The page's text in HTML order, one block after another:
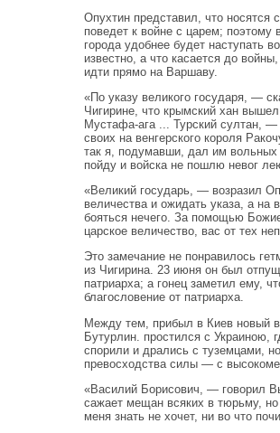
Опухтин представил, что носятся
поведет к войне с царем; поэтому
города удобнее будет наступать
известно, а что касается до
идти прямо на Варшаву.
«По указу великого государя, —
Чигирине, что крымский хан
Мустафа-ага ... Турский султан,
своих на венгерского короля
так я, подумавши, дал им вольных
пойду и войска не пошлю невог
«Великий государь, — возразил
величества и ожидать указа, а на
бояться нечего. За помощью
царское величество, вас от тех
Это замечание не понравилось
из Чигирина. 23 июня он был
патриарха; а гонец заметил ему,
благословение от патриарха.
Между тем, прибыл в Киев новый
Бутурлин. простился с Украиною,
спорили и дрались с туземцами,
превосходства силы — с
«Василий Борисович, — говорил
сажает мещан всяких в тюрьму, но
меня знать не хочет, ни во что